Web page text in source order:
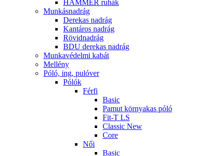
HAMMER ruhák
Munkásnadrág
Derekas nadrág
Kantáros nadrág
Rövidnadrág
BDU derekas nadrág
Munkavédelmi kabát
Mellény
Póló, ing, pulóver
Pólók
Férfi
Basic
Pamut környakas póló
Fit-T LS
Classic New
Core
Női
Basic